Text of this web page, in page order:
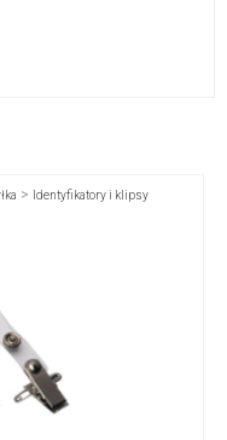
> Identyfikatory i klipsy